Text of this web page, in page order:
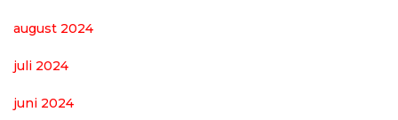
august 2024
juli 2024
juni 2024